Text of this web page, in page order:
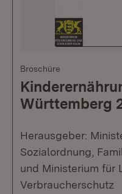
Broschüre
Württemberg
Herausgeber:
Sozialordnung,
und Ministerium für
Verbraucherschutz